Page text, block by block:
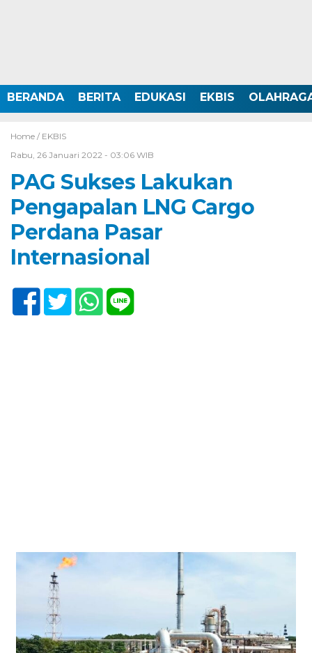
BERANDA BERITA EDUKASI EKBIS
Home / EKBIS
Rabu, 26 Januari 2022 - 03:06 WIB
PAG Sukses Lakukan
Pengapalan LNG Cargo
Perdana Pasar
Internasional